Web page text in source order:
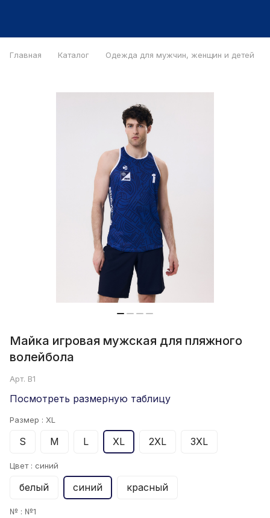
Главная Каталог Одежда для мужчин, женщин и детей
Майка игровая мужская для пляжного
волейбола
Арт. B1
Посмотреть размерную таблицу
Размер : XL
S M L XL 2XL 3XL
Цвет : синий
белый синий красный
№ : №1